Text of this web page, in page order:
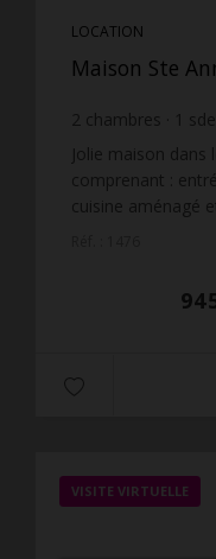
LOCATION
Maison Ste
2 chambres 1 sde
26,3
m² de terrain
Jolie maison dans
comprenant :
cuisine aménagé
VISITE VIRTUELLE